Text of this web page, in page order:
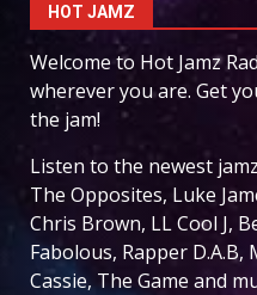
HOT JAMZ
Welcome to Hot Jamz
wherever you are. Get
the jam!
Listen to the newest
The Opposites, Luke
Chris Brown, LL Cool J,
Fabolous, Rapper
Cassie, The Game and